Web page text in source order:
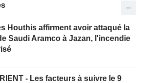
Houthis affirment avoir attaqué la
Saudi Aramco à Jazan, l'incendie
- Les facteurs à suivre le 9